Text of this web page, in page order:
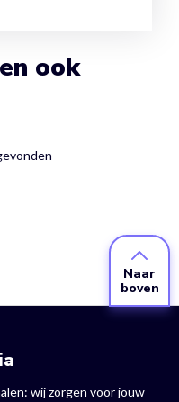
ook
Naar
boven
wij zorgen voor jouw